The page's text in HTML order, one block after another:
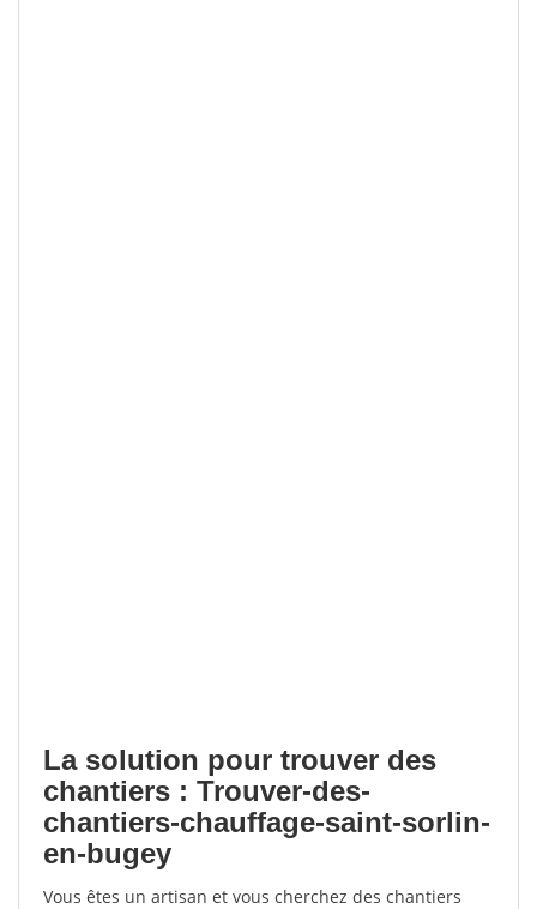
La solution pour trouver des
chantiers : Trouver-des-
chantiers-chauffage-saint-sorlin-
en-bugey
Vous êtes un artisan et vous cherchez des chantiers